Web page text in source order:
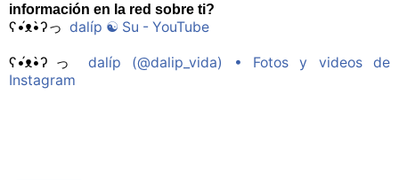
información en la red sobre ti?
ʕ•́ᴥ•̀ʔっ dalíp ☯️ Su - YouTube
ʕ•́ᴥ•̀ʔっ dalíp (@dalip_vida) • Fotos y videos de
Instagram